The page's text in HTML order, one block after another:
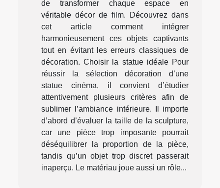
de transformer chaque espace en
véritable décor de film. Découvrez dans
cet article comment intégrer
harmonieusement ces objets captivants
tout en évitant les erreurs classiques de
décoration. Choisir la statue idéale Pour
réussir la sélection décoration d’une
statue cinéma, il convient d’étudier
attentivement plusieurs critères afin de
sublimer l’ambiance intérieure. Il importe
d’abord d’évaluer la taille de la sculpture,
car une pièce trop imposante pourrait
déséquilibrer la proportion de la pièce,
tandis qu’un objet trop discret passerait
inaperçu. Le matériau joue aussi un rôle...